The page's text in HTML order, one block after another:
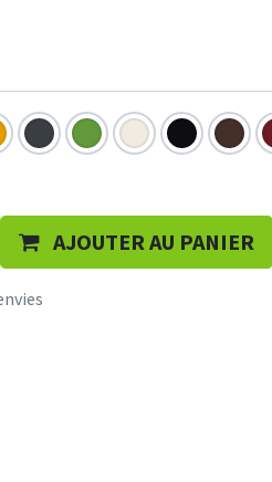
AJOUTER AU PANIER